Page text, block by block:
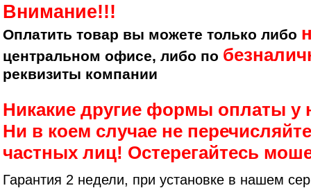
Внимание!!!
Оплатить товар вы можете только либо
центральном офисе, либо по
реквизиты компании
Никакие другие формы оплаты у
Ни в коем случае не
частных лиц! Остерегайтесь
Гарантия 2 недели, при установке в нашем